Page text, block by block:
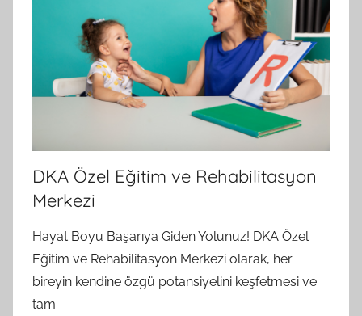
DKA Özel Eğitim ve Rehabilitasyon
Merkezi
Hayat Boyu Başarıya Giden Yolunuz! DKA Özel
Eğitim ve Rehabilitasyon Merkezi olarak, her
bireyin kendine özgü potansiyelini keşfetmesi ve
tam